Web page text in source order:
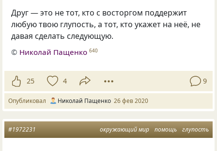
Друг — это не тот, кто с восторгом поддержит
любую твою глупость, а тот, кто укажет на неё, не
давая сделать следующую.
© Николай Пащенко 640
25 4 9
Опубликовал Николай Пащенко 26 фев 2020
окружающий мир помощь глупость
#1972231